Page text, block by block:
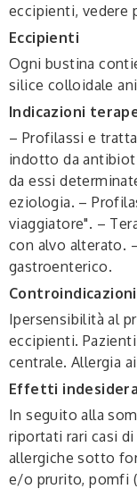
eccipienti, vedere
Eccipienti
Ogni bustina
silice colloidale
Indicazioni
– Profilassi e
indotto da
da essi
eziologia. –
viaggiatore". –
con alvo alterato.
gastroenterico.
Ipersensibilità al
eccipienti.
centrale. Allergia
Effetti
In seguito alla
riportati rari casi
allergiche sotto
e/o prurito, pomfi